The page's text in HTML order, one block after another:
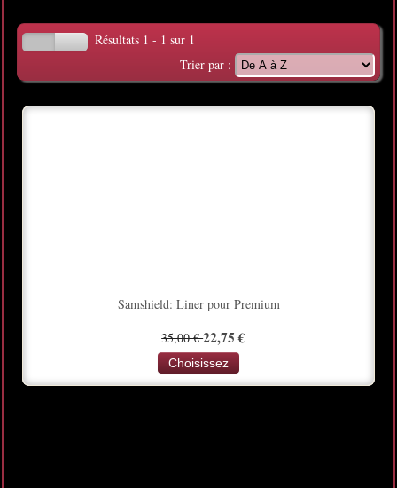
Résultats 1 - 1 sur 1
Trier par :
Samshield: Liner pour Premium
35,00 €22,75 €
Choisissez